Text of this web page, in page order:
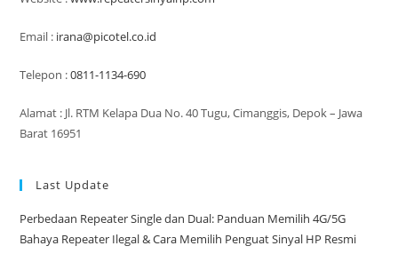
Email : irana@picotel.co.id
Telepon :0811-1134-690
Alamat : Jl. RTM Kelapa Dua No. 40 Tugu, Cimanggis, Depok – Jawa
Barat 16951
Last Update
Perbedaan Repeater Single dan Dual: Panduan Memilih 4G/5G
Bahaya Repeater Ilegal & Cara Memilih Penguat Sinyal HP Resmi